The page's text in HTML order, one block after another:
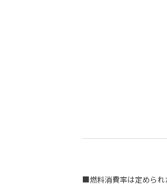
■燃料消費率は定められ